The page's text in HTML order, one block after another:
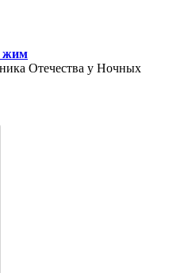
жим
Отечества у Ночных